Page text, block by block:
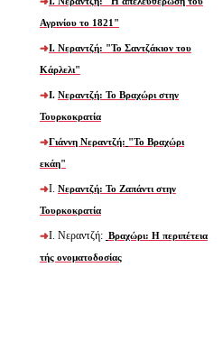
Αγρινίου το 1821"
Ι. Νεραντζή: "Το Σαντζάκιον του
Κάρλελι"
Ι. Νεραντζή: Το Βραχώρι στην
Τουρκοκρατία
Γιάννη Νεραντζή: "Το Βραχώρι
εκάη"
Ι. Νεραντζή: Το Ζαπάντι στην
Τουρκοκρατία
Ι. Νεραντζή: Βραχώρι: Η περιπέτεια
τής ονοματοδοσίας